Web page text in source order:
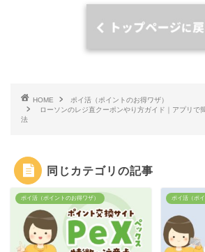
HOME
ポイ活（ポイントのお得ワザ）
ローソンのレジ直クーポンやり方ガイド｜アプリで
法
同じカテゴリの記事
ポイ活（ポイントのお得ワザ） ポイ活（ポイ